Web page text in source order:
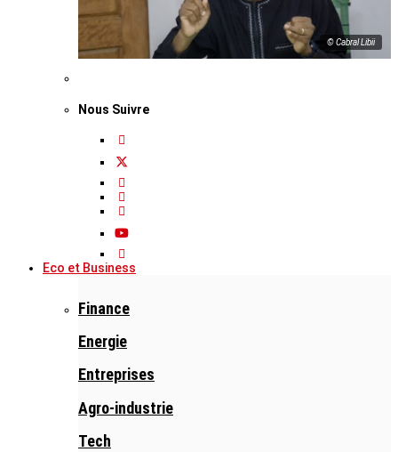
© Cabral Libii
Nous Suivre
Eco et Business
Finance
Energie
Entreprises
Agro-industrie
Tech